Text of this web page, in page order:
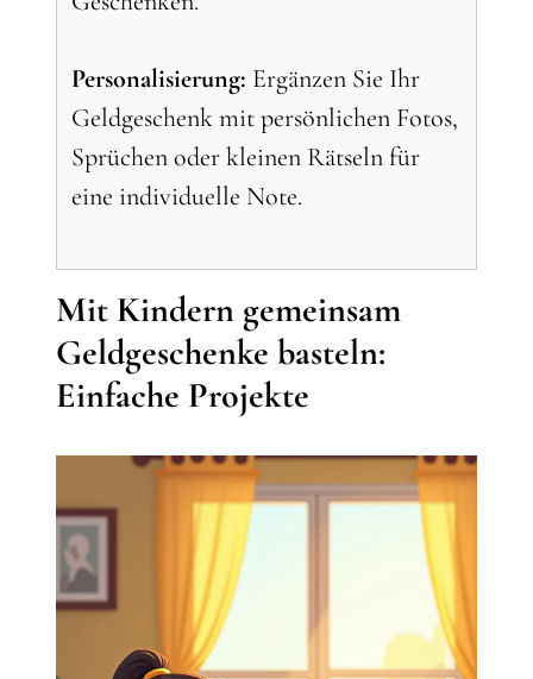
Personalisierung: Ergänzen Sie Ihr
Geldgeschenk mit persönlichen Fotos,
Sprüchen oder kleinen Rätseln für
eine individuelle Note.
Mit Kindern gemeinsam
Geldgeschenke basteln:
Einfache Projekte